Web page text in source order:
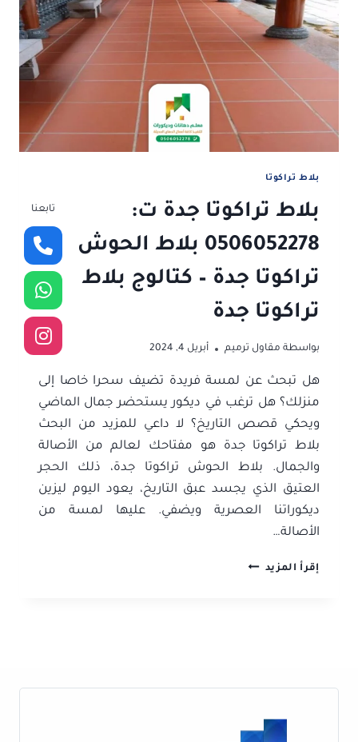
البلاط
في
جدة
بلاط تراكوتا
بلاط تراكوتا جدة ت:
0506052278 بلاط الحوش
تراكوتا جدة – كتالوج بلاط
تراكوتا جدة
بواسطة مقاول ترميم أبريل 4, 2024
هل تبحث عن لمسة فريدة تضيف سحرا خاصا إلى
منزلك؟ هل ترغب في ديكور يستحضر جمال الماضي
ويحكي قصص التاريخ؟ لا داعي للمزيد من البحث
بلاط تراكوتا جدة هو مفتاحك لعالم من الأصالة
والجمال. بلاط الحوش تراكوتا جدة، ذلك الحجر
العتيق الذي يجسد عبق التاريخ، يعود اليوم ليزين
ديكوراتنا العصرية ويضفي. عليها لمسة من
الأصالة…
إقرأ المزيد بلاط
كتالوج
تابعنا